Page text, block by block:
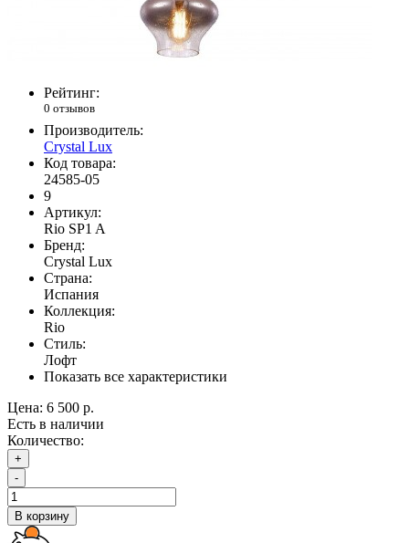
Рейтинг:
0 отзывов
Производитель:
Crystal Lux
Код товара:
24585-05
9
Артикул:
Rio SP1 A
Бренд:
Crystal Lux
Страна:
Испания
Коллекция:
Rio
Стиль:
Лофт
Показать все характеристики
Цена: 6 500 р.
Есть в наличии
Количество:
+
-
В корзину